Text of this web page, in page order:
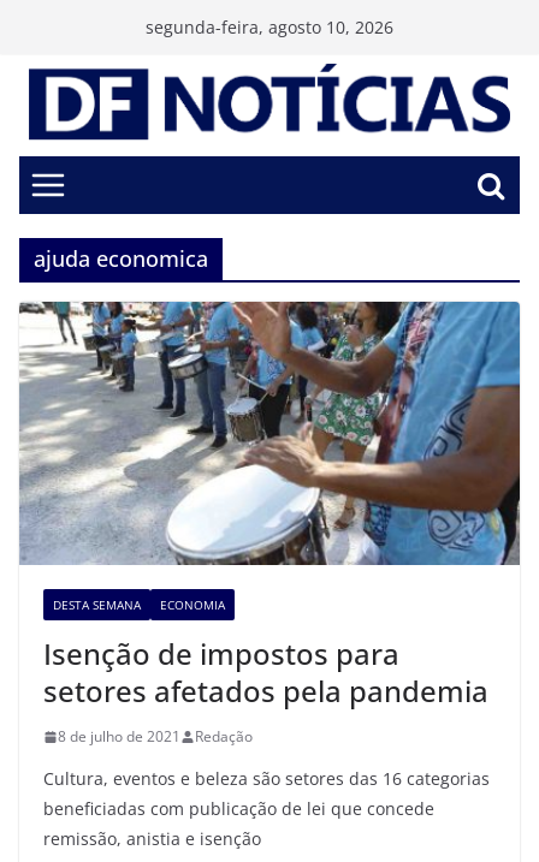
conteúdo
segunda-feira, agosto 10, 2026
ajuda economica
DESTA SEMANA ECONOMIA
Isenção de impostos para
setores afetados pela pandemia
8 de julho de 2021 Redação
Cultura, eventos e beleza são setores das 16 categorias
beneficiadas com publicação de lei que concede
remissão, anistia e isenção